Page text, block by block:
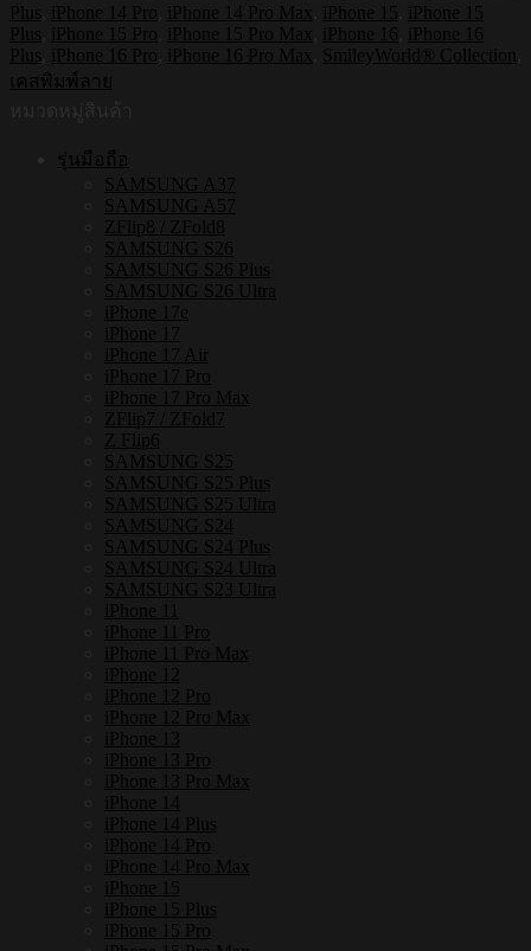
กระแทก
iPhone
รุ่น
Happy
iPhone16
Plus
iPhone 14 Pro iPhone 14 Pro Max iPhone 15
iPhone 15
Plus
iPhone 15 Pro iPhone 15 Pro Max iPhone 16
iPhone 16
Plus
iPhone 16 Pro iPhone 16 Pro Max SmileyWorld® Collection
เคสพิมพ์ลาย
รุ่นมือถือ
SAMSUNG A37
SAMSUNG A57
ZFlip8 / ZFold8
SAMSUNG S26
SAMSUNG S26 Plus
SAMSUNG S26 Ultra
iPhone 17e
iPhone 17
iPhone 17 Air
iPhone 17 Pro
iPhone 17 Pro Max
ZFlip7 / ZFold7
Z Flip6
SAMSUNG S25
SAMSUNG S25 Plus
SAMSUNG S25 Ultra
SAMSUNG S24
SAMSUNG S24 Plus
SAMSUNG S24 Ultra
SAMSUNG S23 Ultra
iPhone 11
iPhone 11 Pro
iPhone 11 Pro Max
iPhone 12
iPhone 12 Pro
iPhone 12 Pro Max
iPhone 13
iPhone 13 Pro
iPhone 13 Pro Max
iPhone 14
iPhone 14 Plus
iPhone 14 Pro
iPhone 14 Pro Max
iPhone 15
iPhone 15 Plus
iPhone 15 Pro